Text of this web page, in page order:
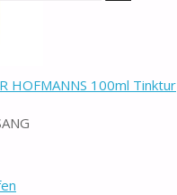
HOFMANNS 100ml Tinktur